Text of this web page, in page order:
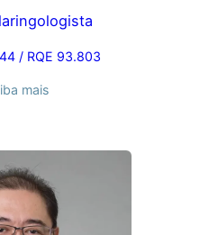
/ RQE 93.803
mais